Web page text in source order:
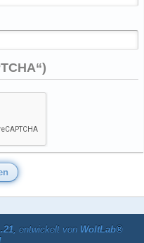
, entwickelt von WoltLab®